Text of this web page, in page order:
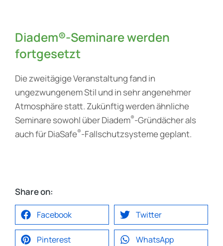
Diadem®-Seminare werden
fortgesetzt
Die zweitägige Veranstaltung fand in
ungezwungenem Stil und in sehr angenehmer
Atmosphäre statt. Zukünftig werden ähnliche
Seminare sowohl über Diadem®-Gründächer als
auch für DiaSafe®-Fallschutzsysteme geplant.
Share on:
Facebook Twitter
Pinterest WhatsApp